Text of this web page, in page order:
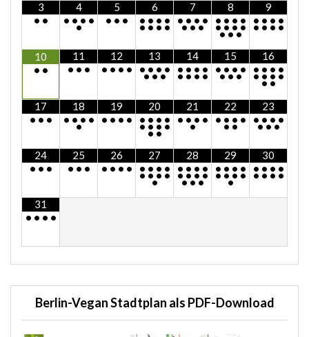
3
• •
4
• • • •
•
5
• • •
6
• • • •
• • • •
7
• • • •
•••
8
• • • •
• • • •
•••
9
• • • •
• • • •
10
• •
11
• • •
12
• • • •
13
• • • •
•••
14
• • • •
• • • •
15
• • • •
•••
16
• • • •
• • • •
• •
17
• • •
18
• • • •
•
19
• • • •
20
• • • •
• • • •
• •
21
• • • •
•
22
• • • •
• •
23
• • • •
•••
24
• • •
25
• • •
26
• • • •
27
• • • •
• • • •
•
28
• • • •
• • • •
•••
29
• • • •
• • • •
•
30
• • • •
• • • •
31
• • • •
Berlin-Vegan Stadtplan als PDF-Download